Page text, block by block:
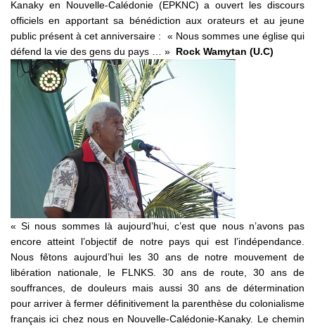
Kanaky en Nouvelle-Calédonie (EPKNC) a ouvert les discours
officiels en apportant sa bénédiction aux orateurs et au jeune
public présent à cet anniversaire : « Nous sommes une église qui
défend la vie des gens du pays … » Rock Wamytan (U.C)
« Si nous sommes là aujourd’hui, c’est que nous n’avons pas
encore atteint l’objectif de notre pays qui est l’indépendance.
Nous fêtons aujourd’hui les 30 ans de notre mouvement de
libération nationale, le FLNKS. 30 ans de route, 30 ans de
souffrances, de douleurs mais aussi 30 ans de détermination
pour arriver à fermer définitivement la parenthèse du colonialisme
français ici chez nous en Nouvelle-Calédonie-Kanaky. Le chemin